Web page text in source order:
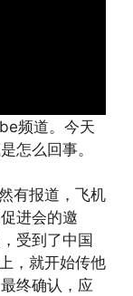
频道。今天
怎么回事。
有报道，飞机
进会的邀
受到了中国
，就开始传他
终确认，应